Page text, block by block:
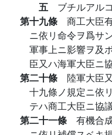
五 ブチルアル
第十九條 商工大臣
ニ依リ命令ヲ爲サ
軍事上ニ影響ヲ及
臣又ハ海軍大臣ニ
第二十條 陸軍大臣
十九條ノ規定ニ依
テハ商工大臣ニ協
第二十一條 有機合